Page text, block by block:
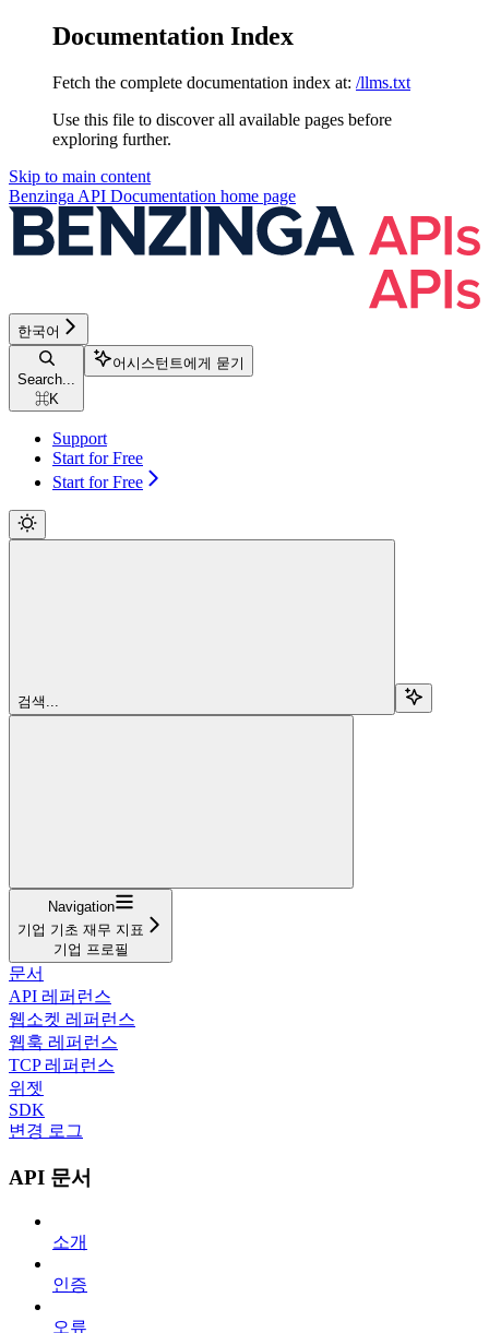
Documentation Index
Fetch the complete documentation index at: /llms.txt
Use this file to discover all available pages before
exploring further.
Skip to main content
Benzinga API Documentation home page
한국어
Search...
⌘K
어시스턴트에게 묻기
Support
Start for Free
Start for Free
검색...
Navigation
기업 기초 재무 지표
기업 프로필
문서
API 레퍼런스
웹소켓 레퍼런스
웹훅 레퍼런스
TCP 레퍼런스
위젯
SDK
변경 로그
API 문서
소개
인증
오류